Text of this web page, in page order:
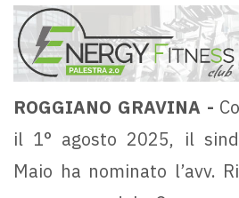
ROGGIANO GRAVINA -
il 1° agosto 2025, il
Maio ha nominato l’avv.